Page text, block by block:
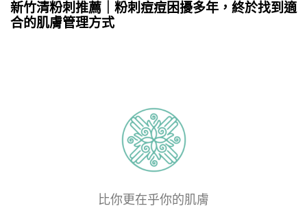
新竹清粉刺推薦｜粉刺痘痘困擾多年，終於找到適
合的肌膚管理方式
比你更在乎你的肌膚